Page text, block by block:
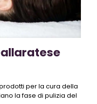
per la cura della
la fase di pulizia del